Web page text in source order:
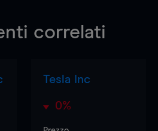
correlati
Tesla Inc
0%